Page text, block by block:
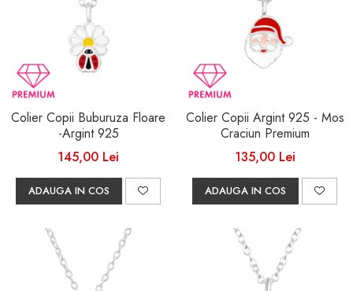
Colier Copii Buburuza Floare
-Argint 925
145,00 Lei
ADAUGA IN COS
Colier Copii Argint 925 - Mos
Craciun Premium
135,00 Lei
ADAUGA IN COS